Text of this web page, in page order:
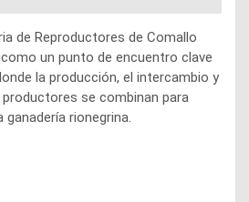
de Reproductores de Comallo
un punto de encuentro clave
la producción, el intercambio y
se combinan para
rionegrina.